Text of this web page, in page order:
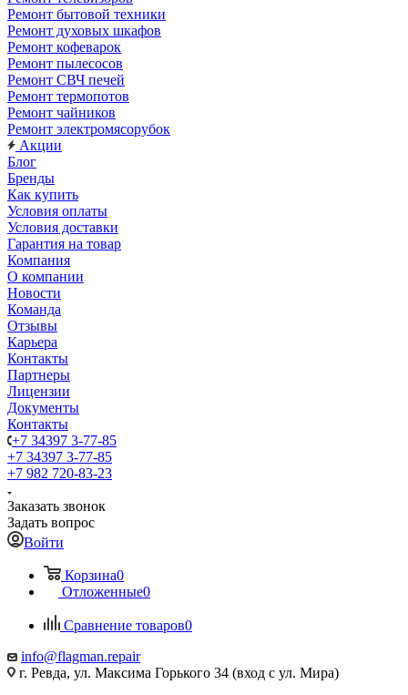
Ремонт бытовой техники
Ремонт духовых шкафов
Ремонт кофеварок
Ремонт пылесосов
Ремонт СВЧ печей
Ремонт термопотов
Ремонт чайников
Ремонт электромясорубок
Акции
Блог
Бренды
Как купить
Условия оплаты
Условия доставки
Гарантия на товар
Компания
О компании
Новости
Команда
Отзывы
Карьера
Контакты
Партнеры
Лицензии
Документы
Контакты
+7 34397 3-77-85
+7 34397 3-77-85
+7 982 720-83-23
Заказать звонок
Задать вопрос
Войти
Корзина0
Отложенные0
Сравнение товаров0
info@flagman.repair
г. Ревда, ул. Максима Горького 34 (вход с ул. Мира)